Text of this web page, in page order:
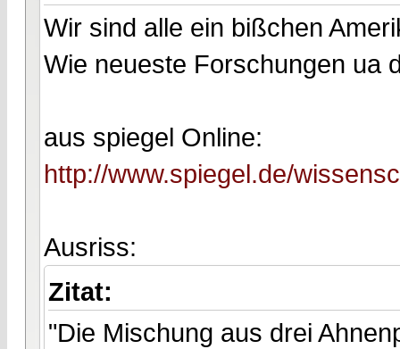
Wir sind alle ein bißchen
Wie neueste Forschungen ua
aus spiegel Online:
http://www.spiegel.de/
Ausriss:
Zitat:
"Die Mischung aus drei